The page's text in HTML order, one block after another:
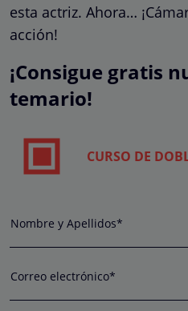
esta actriz. Ahora…
acción!
¡Consigue gratis
temario!
CURSO DE
Nombre y Apellidos*
Correo electrónico*